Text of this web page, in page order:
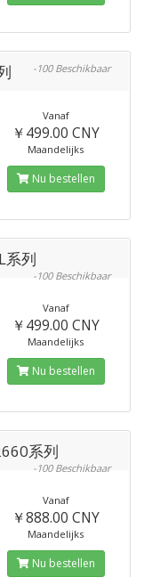
-100 Beschikbaar
Vanaf
￥499.00 CNY
Maandelijks
Nu bestellen
系列
-100 Beschikbaar
Vanaf
￥499.00 CNY
Maandelijks
Nu bestellen
系列
-100 Beschikbaar
Vanaf
￥888.00 CNY
Maandelijks
Nu bestellen